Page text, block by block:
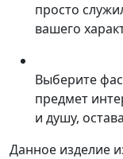
просто
вашего
Выберите
предмет
и душу,
Данное изделие